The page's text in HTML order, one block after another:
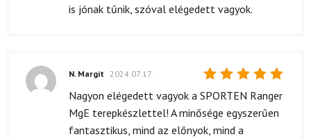
is jónak tűnik, szóval elégedett vagyok.
Értékelés:
N. Margit 2024.07.17.
Nagyon elégedett vagyok a SPORTEN Ranger
MgE terepkészlettel! A minősége egyszerűen
fantasztikus, mind az előnyok, mind a